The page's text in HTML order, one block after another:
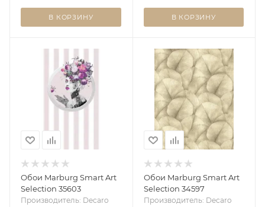
В КОРЗИНУ В КОРЗИНУ
Обои Marburg Smart Art
Selection 35603
Производитель: Decaro
Обои Marburg Smart Art
Selection 34597
Производитель: Decaro